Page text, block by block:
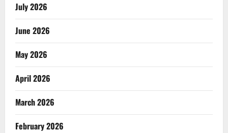
July 2026
June 2026
May 2026
April 2026
March 2026
February 2026